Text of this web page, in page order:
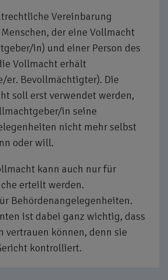
Vereinbarung
der eine Vollmacht
in) und einer Person des
Vollmacht erhält
er. Bevollmächtigter). Die
soll erst verwendet werden,
in seine
nicht mehr selbst
oder will.
kann auch nur für
erteilt werden.
Behördenangelegenheiten.
ist dabei ganz wichtig, dass
vertrauen können, denn sie
kontrolliert.